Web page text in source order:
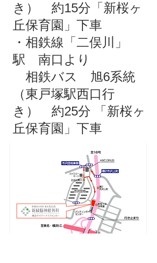
き） 約15分「新桜ヶ
丘保育園」下車
・相鉄線「二俣川」
駅 南口より
相鉄バス 旭6系統
（東戸塚駅西口行
き） 約25分 「新桜ヶ
丘保育園」下車